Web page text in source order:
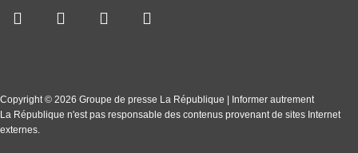
Copyright © 2026 Groupe de presse La République | Informer autrement
La République n'est pas responsable des contenus provenant de sites Internet
externes.